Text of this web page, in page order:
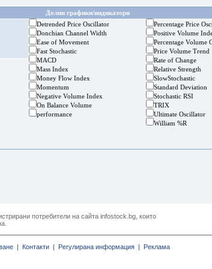
Долни графики/индикатори
Detrended Price Oscillator
Donchian Channel Width
Ease of Movement
Fast Stochastic
MACD
Mass Index
Money Flow Index
Momentum
Negative Volume Index
On Balance Volume
performance
Percentage Price
Positive Volume
Percentage Volume
Price Volume Trend
Rate of Change
Relative Strength
SlowStochastic
Standard Deviation
Stochastic RSI
TRIX
Ultimate Oscillator
William %R
потребители на сайта infostock.bg, които
| Контакти | Регулирана информация | Реклама